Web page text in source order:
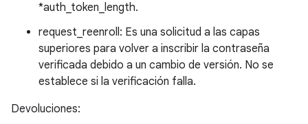
*auth_token_length.
request_reenroll: Es una solicitud a las capas
superiores para volver a inscribir la contraseña
verificada debido a un cambio de versión. No se
establece si la verificación falla.
Devoluciones: